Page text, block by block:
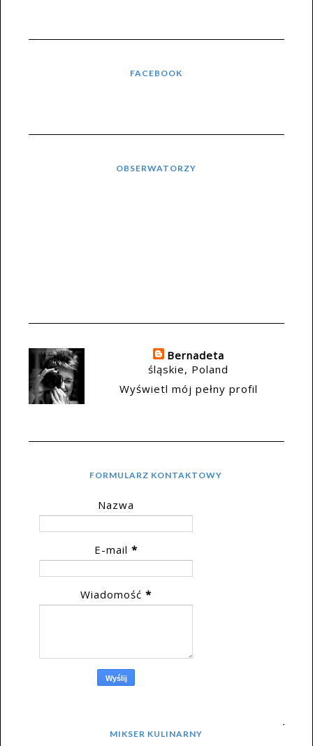
FACEBOOK
OBSERWATORZY
Bernadeta
śląskie, Poland
Wyświetl mój pełny profil
FORMULARZ KONTAKTOWY
Nazwa
E-mail *
Wiadomość *
MIKSER KULINARNY